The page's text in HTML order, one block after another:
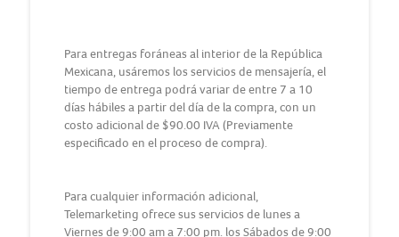
Para entregas foráneas al interior de la República
Mexicana, usáremos los servicios de mensajería, el
tiempo de entrega podrá variar de entre 7 a 10
días hábiles a partir del día de la compra, con un
costo adicional de $90.00 IVA (Previamente
especificado en el proceso de compra).
Para cualquier información adicional,
Telemarketing ofrece sus servicios de lunes a
Viernes de 9:00 am a 7:00 pm. los Sábados de 9:00